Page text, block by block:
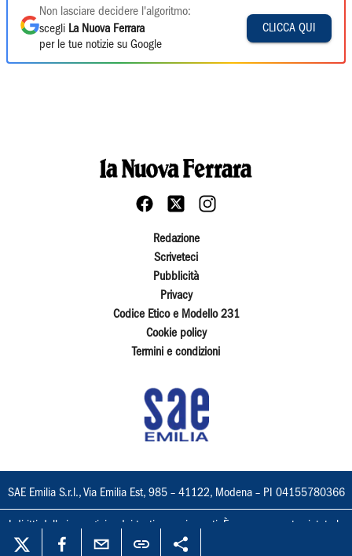
Non lasciare decidere l'algoritmo:
scegli La Nuova Ferrara
per le tue notizie su Google
CLICCA QUI
Redazione
Scriveteci
Pubblicità
Privacy
Codice Etico e Modello 231
Cookie policy
Termini e condizioni
SAE Emilia S.r.l., Via Emilia Est, 985 – 41122, Modena – PI 04155780366
I diritti delle immagini e dei testi sono riservati. È espressamente vietata la
loro riproduzione con qualsiasi mezzo e l'adattamento totale o parziale.